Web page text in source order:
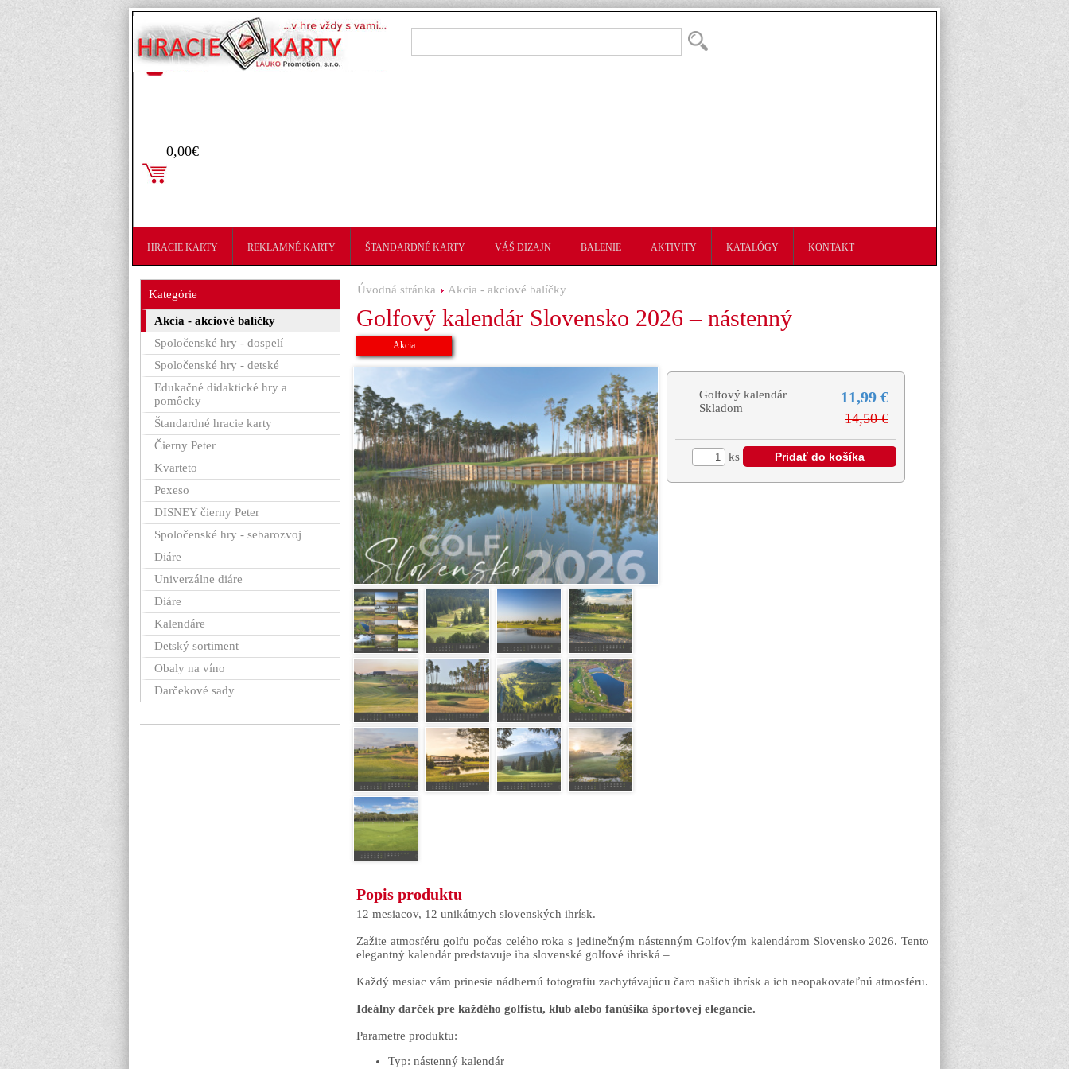
Prihlásenie
0,00€
HRACIE KARTY REKLAMNÉ KARTY ŠTANDARDNÉ KARTY VÁŠ DIZAJN BALENIE AKTIVITY KATALÓGY KONTAKT
Úvodná stránka Akcia - akciové balíčky
Golfový kalendár Slovensko 2026 – nástenný
Akcia
Golfový kalendár
Skladom
11,99 €
14,50 €
ks
Popis produktu
12 mesiacov, 12 unikátnych slovenských ihrísk.
Zažite atmosféru golfu počas celého roka s jedinečným nástenným Golfovým kalendárom Slovensko 2026. Tento
elegantný kalendár predstavuje iba slovenské golfové ihriská –
Každý mesiac vám prinesie nádhernú fotografiu zachytávajúcu čaro našich ihrísk a ich neopakovateľnú atmosféru.
Ideálny darček pre každého golfistu, klub alebo fanúšika športovej elegancie.
Parametre produktu:
Typ: nástenný kalendár
Kategórie
Akcia - akciové balíčky
Spoločenské hry - dospelí
Spoločenské hry - detské
Edukačné didaktické hry a
pomôcky
Štandardné hracie karty
Čierny Peter
Kvarteto
Pexeso
DISNEY čierny Peter
Spoločenské hry - sebarozvoj
Diáre
Univerzálne diáre
Diáre
Kalendáre
Detský sortiment
Obaly na víno
Darčekové sady